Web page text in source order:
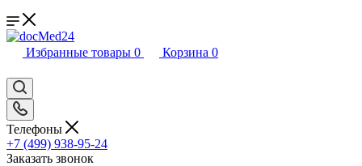
Избранные товары 0 Корзина 0
Телефоны
+7 (499) 938-95-24
Заказать звонок